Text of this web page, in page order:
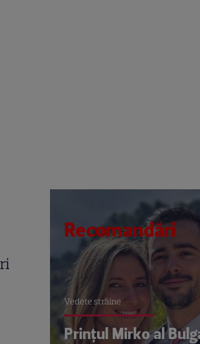
Recomandări
Vedete străine
Prințul Mirko al